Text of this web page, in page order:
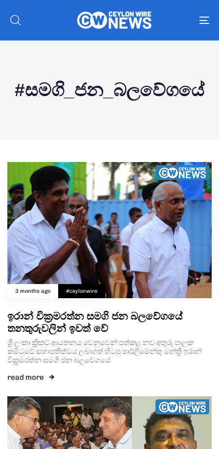
#සමගි_ජන_බලවේගයේ
3 months ago #ceylonwire
ඉරාන් වික්‍රමරත්න සමගි ජන බලවේගයේ
තනතුරුවලින් ඉවත් වේ
ශ්‍රී ලංකා ක්‍රිකට් ආයතනය වෙනුවෙන් පත්කළ නව අතුරු පාලක
කමිටුවේ සභාපතිත්වය ලබාගත් හිටපු පාර්ලිමේන්තු මන්ත්‍රී ඉරාන්
වික්‍රමරත්න සමගි ජන බලවේගයේ
read more